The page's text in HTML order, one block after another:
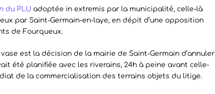
du PLU adoptée in extremis par la municipalité, celle-là
par Saint-Germain-en-laye, en dépit d’une opposition
de Fourqueux.
est la décision de la mairie de Saint-Germain d’annuler
été planifiée avec les riverains, 24h à peine avant celle-
de la commercialisation des terrains objets du litige.